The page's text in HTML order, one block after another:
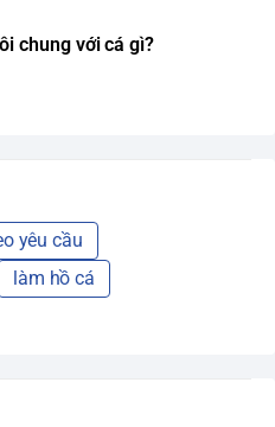
chung với cá gì?
yêu cầu
làm hồ cá